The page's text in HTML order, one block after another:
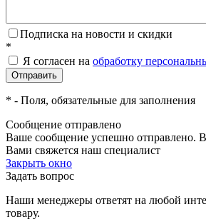
Подписка на новости и скидки
*
Я согласен на обработку
* - Поля, обязательные для заполнения
Сообщение отправлено
Ваше сообщение успешно отправлено.
Вами свяжется наш специалист
Закрыть окно
Задать вопрос
Наши менеджеры ответят на любой
товару.